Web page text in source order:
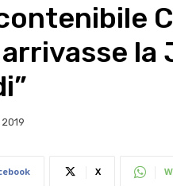
arrivasse
X